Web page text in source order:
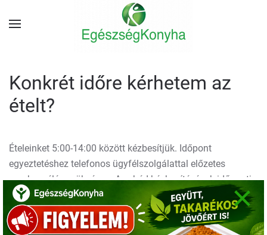
Konkrét időre kérhetem az
ételt?
Ételeinket 5:00-14:00 között kézbesítjük. Időpont
egyeztetéshez telefonos ügyfélszolgálattal előzetes
megbeszélés szükséges. Az ebéd kézbesítésének időpontja
általában azonos, csak előre nem látható körülmények
miatt változhat.
×